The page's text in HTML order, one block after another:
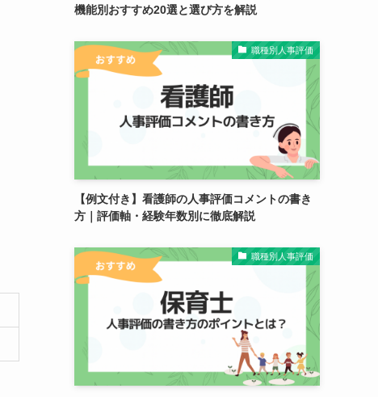
機能別おすすめ20選と選び方を解説
職種別人事評価
【例文付き】看護師の人事評価コメントの書き
方｜評価軸・経験年数別に徹底解説
職種別人事評価